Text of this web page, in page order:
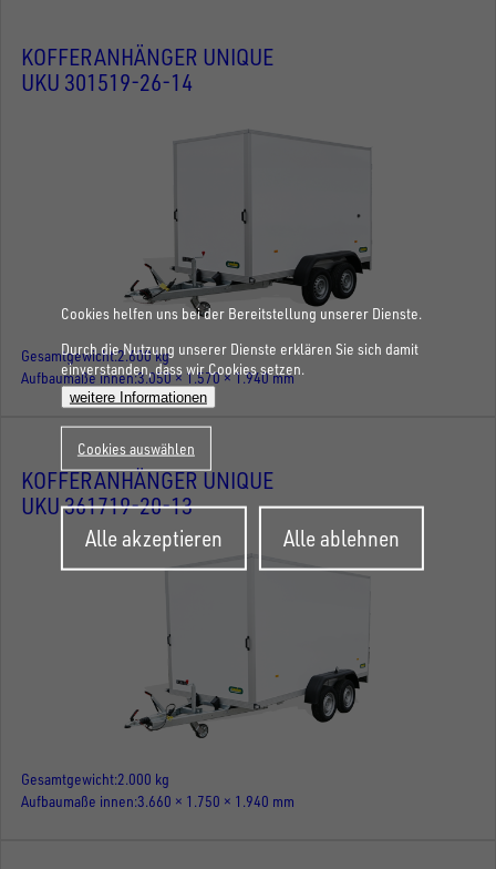
KOFFERANHÄNGER UNIQUE
UKU 301519-26-14
Gesamtgewicht2.600 kg
Aufbaumaße innen 3.050 × 1.570 × 1.940 mm
KOFFERANHÄNGER UNIQUE
UKU 361719-20-13
Gesamtgewicht 2.000 kg
Aufbaumaße innen 3.660 × 1.750 × 1.940 mm
Cookies helfen uns bei der Bereitstellung unserer Dienste.
Durch die Nutzung unserer Dienste erklären Sie sich damit
einverstanden, dass wir Cookies setzen.
weitere Informationen
Cookies auswählen
Alle akzeptieren
zurückziehen
Alle ablehnen